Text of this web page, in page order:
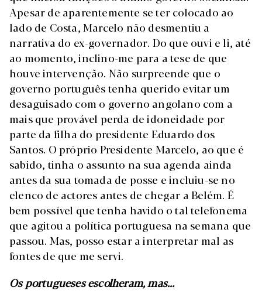
Apesar de aparentemente se ter colocado ao
lado de Costa, Marcelo não desmentiu a
narrativa do ex-governador. Do que ouvi e li, até
ao momento, inclino-me para a tese de que
houve intervenção. Não surpreende que o
governo português tenha querido evitar um
desaguisado com o governo angolano com a
mais que provável perda de idoneidade por
parte da filha do presidente Eduardo dos
Santos. O próprio Presidente Marcelo, ao que é
sabido, tinha o assunto na sua agenda ainda
antes da sua tomada de posse e incluiu-se no
elenco de actores antes de chegar a Belém. É
bem possível que tenha havido o tal telefonema
que agitou a política portuguesa na semana que
passou. Mas, posso estar a interpretar mal as
fontes de que me servi.
Os portugueses escolheram, mas…